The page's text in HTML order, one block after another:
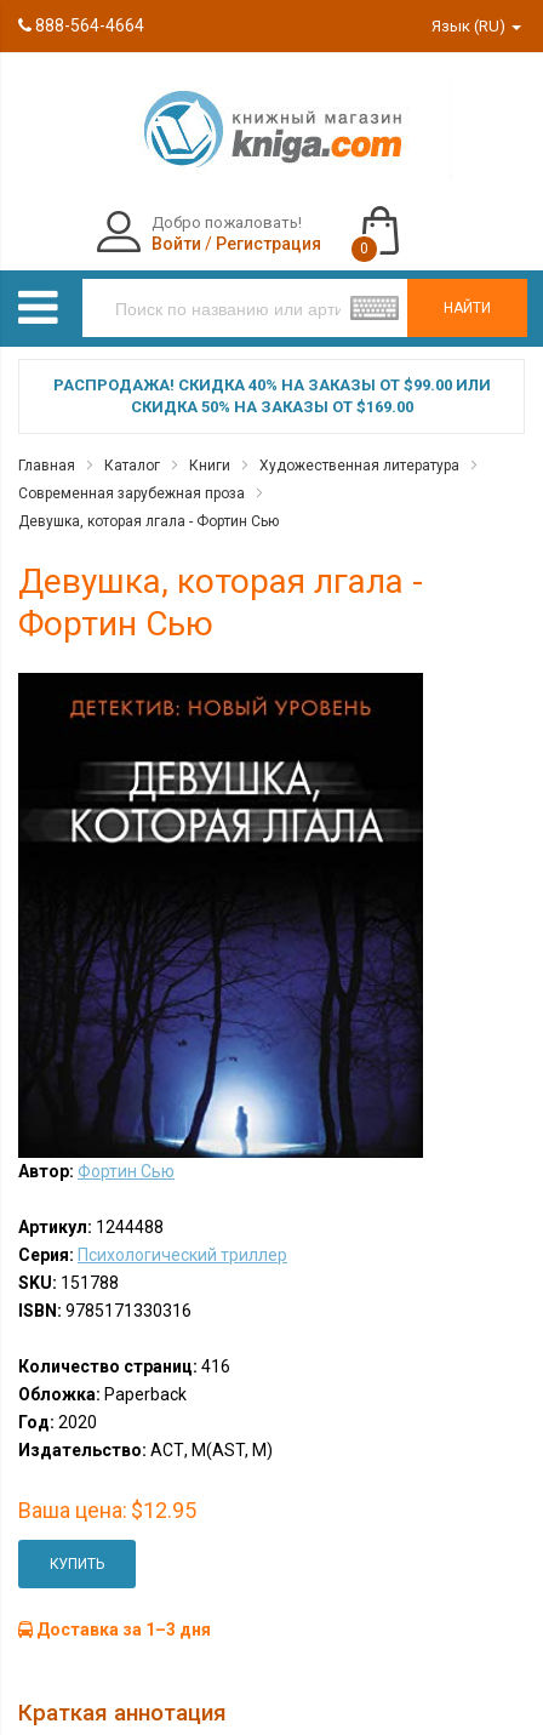
888-564-4664 Язык (RU)
НАЙТИ
Добро пожаловать!
Войти / Регистрация 0
РАСПРОДАЖА! СКИДКА 40% НА ЗАКАЗЫ ОТ $99.00 ИЛИ
СКИДКА 50% НА ЗАКАЗЫ ОТ $169.00
Главная Каталог Книги
Художественная литература
Современная зарубежная проза
Девушка, которая лгала - Фортин Сью
Девушка, которая лгала -
Фортин Сью
Автор: Фортин Сью
Артикул: 1244488
Серия: Психологический триллер
SKU: 151788
ISBN: 9785171330316
Количество страниц: 416
Обложка: Paperback
Год: 2020
Издательство: АСТ, М(AST, M)
Ваша цена: $12.95
КУПИТЬ
Доставка за 1–3 дня
Краткая аннотация